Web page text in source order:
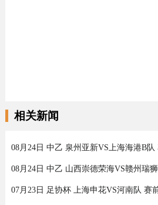
相关新闻
08月24日 中乙 泉州亚新VS上海海港B队
08月24日 中乙 山西崇德荣海VS赣州瑞
07月23日 足协杯 上海申花VS河南队 赛